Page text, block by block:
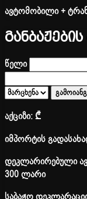
ავტომობილი +
წელი
აქციზი:₾
იმპორტის
დეკლარირებული
300 ლარი